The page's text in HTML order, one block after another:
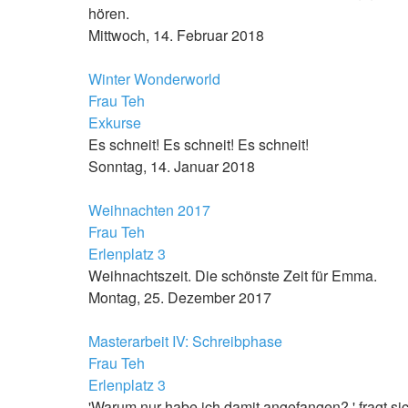
hören.
Mittwoch, 14. Februar 2018
Winter Wonderworld
Frau Teh
Exkurse
Es schneit! Es schneit! Es schneit!
Sonntag, 14. Januar 2018
Weihnachten 2017
Frau Teh
Erlenplatz 3
Weihnachtszeit. Die schönste Zeit für Emma.
Montag, 25. Dezember 2017
Masterarbeit IV: Schreibphase
Frau Teh
Erlenplatz 3